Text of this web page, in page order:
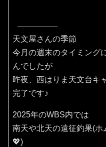
天文屋さんの季節
今月の週末のタイミング
んでしたが
昨夜、西はりま天文台キ
完了です♪
2025年のWBS内では
南天や北天の遠征釣果(
💖)